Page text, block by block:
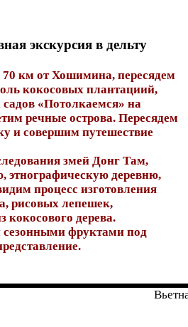
экскурсия в дельту
км от Хошимина, пересядем
кокосовых плантациий,
«Потолкаемся» на
речные острова. Пересядем
и совершим путешествие
змей Донг Там,
этнографическую деревню,
процесс изготовления
рисовых лепешек,
кокосового дерева.
фруктами под